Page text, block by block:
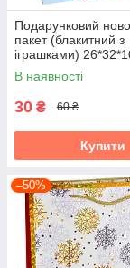
Подарунковий
пакет (блакитний з
іграшками)
В наявності
30 ₴ 60 ₴
Купити
–50%